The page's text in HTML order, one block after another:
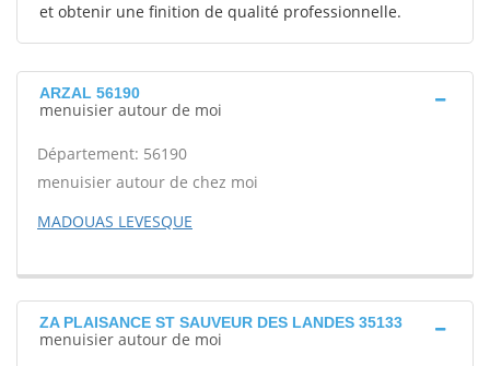
et obtenir une finition de qualité professionnelle.
ARZAL 56190
menuisier autour de moi
Département: 56190
menuisier autour de chez moi
MADOUAS LEVESQUE
ZA PLAISANCE ST SAUVEUR DES LANDES 35133
menuisier autour de moi